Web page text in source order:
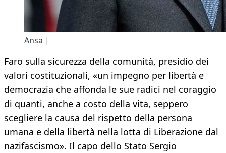
Ansa |
Faro sulla sicurezza della comunità, presidio dei
valori costituzionali, «un impegno per libertà e
democrazia che affonda le sue radici nel coraggio
di quanti, anche a costo della vita, seppero
scegliere la causa del rispetto della persona
umana e della libertà nella lotta di Liberazione dal
nazifascismo». Il capo dello Stato Sergio